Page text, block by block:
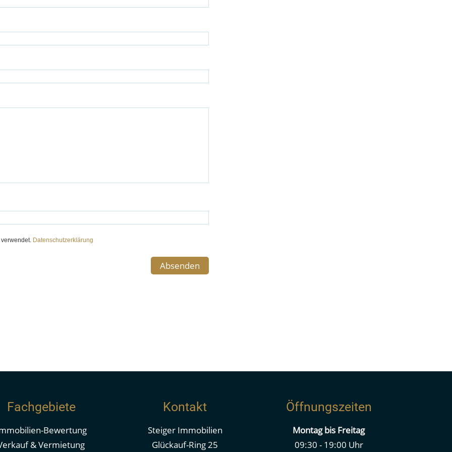
Geschäfte, sind in der Umgebung leicht zu
die eine angenehme lokale Atmosphäre bieten.
Es gibt Parks und Grünflächen, die
nur Anfragen bearbeiten, die Ihren vollständigen
auf den Angaben des Eigentümers
Exposé ist als unverbindliche Information zu
nicht übernehmen. Die Zwischenverwertung
Datenschutzerklärung
Fachgebiete
Bewertung
& Vermietung
Kontakt
Steiger Immobilien
Glückauf-Ring 25
Öffnungszeiten
Montag bis Freitag
09:30 - 19:00 Uhr